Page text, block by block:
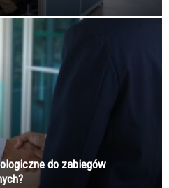
do zabiegów